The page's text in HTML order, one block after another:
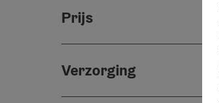
Prijs
Verzorging